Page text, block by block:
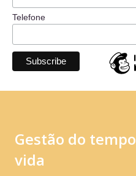
Telefone
Gestão do
vida